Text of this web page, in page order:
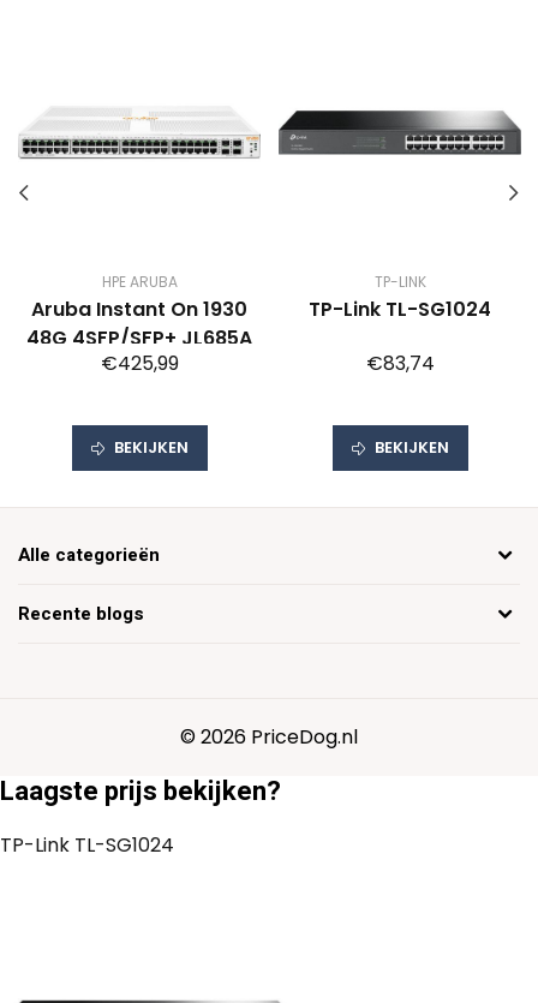
HPE ARUBA
Aruba Instant On 1930
48G 4SFP/SFP+ JL685A
€425,99
BEKIJKEN
TP-LINK
TP-Link TL-SG1024
€83,74
BEKIJKEN
Recente blogs
Alle categorieën
© 2026 PriceDog.nl
Laagste prijs bekijken?
TP-Link TL-SG1024